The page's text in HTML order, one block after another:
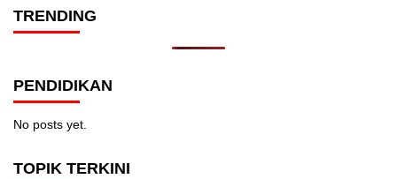
TRENDING
PENDIDIKAN
No posts yet.
TOPIK TERKINI